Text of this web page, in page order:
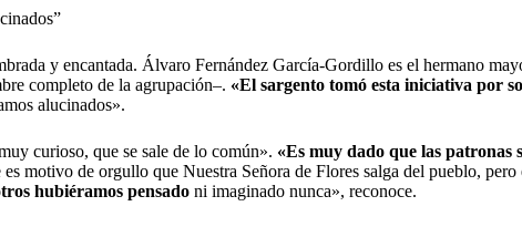
y encantada. Álvaro Fernández García-Gordillo es el hermano
completo de la agrupación–. «El sargento tomó esta iniciativa por
alucinados».
curioso, que se sale de lo común». «Es muy dado que las patronas
es motivo de orgullo que Nuestra Señora de Flores salga del pueblo, pero
hubiéramos pensadoni imaginado nunca», reconoce.